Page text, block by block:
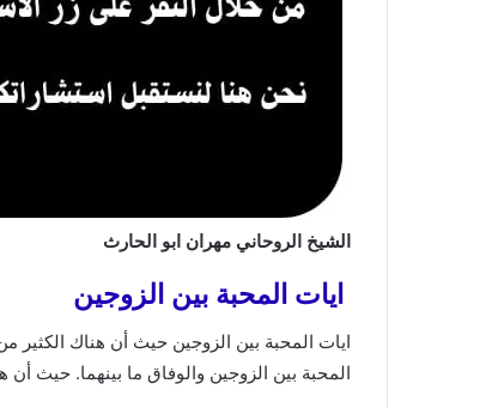
الشيخ الروحاني مهران ابو الحارث
ايات المحبة بين الزوجين
ايات المحبة بين الزوجين حيث أن هناك الكثير
المحبة بين الزوجين والوفاق ما بينهما. حيث